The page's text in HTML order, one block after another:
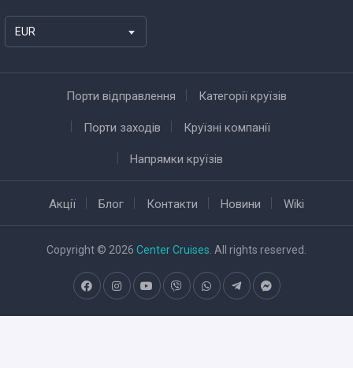
EUR
Порти відправлення Категорії круїзів
Порти заходів Круїзні компанії
Напрямки круїзів
Акції Блог Контакти Новини Wiki
Copyright © 2026 Center Cruises . All rights reserved.